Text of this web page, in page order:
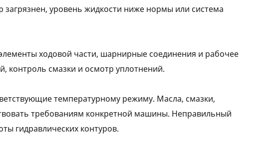
уровень жидкости ниже нормы или система
ходовой части, шарнирные соединения и рабочее
контроль смазки и осмотр уплотнений.
температурному режиму. Масла, смазки,
требованиям конкретной машины. Неправильный
гидравлических контуров.